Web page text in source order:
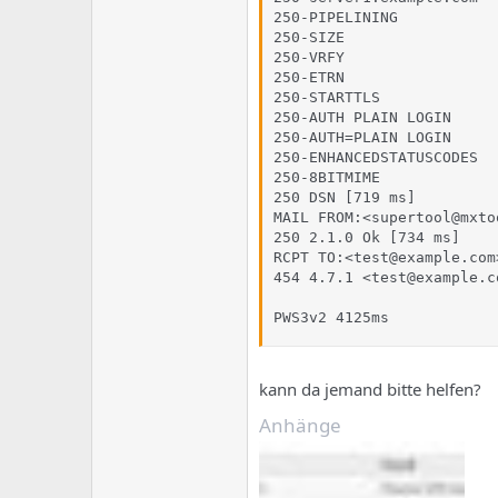
250-PIPELINING
250-SIZE
250-VRFY
250-ETRN
250-STARTTLS
250-AUTH PLAIN LOGIN
250-AUTH=PLAIN LOGIN
250-ENHANCEDSTATUSCODES
250-8BITMIME
250 DSN [719 ms]
MAIL
250 2.1.0 Ok [734 ms]
RCPT
454 4.7.1
PWS3v2 4125ms
kann da jemand bitte helfen?
Anhänge